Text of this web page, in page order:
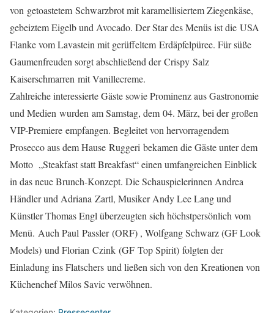
von getoastetem Schwarzbrot mit karamellisiertem Ziegenkäse,
gebeiztem Eigelb und Avocado. Der Star des Menüs ist die USA
Flanke vom Lavastein mit gerüffeltem Erdäpfelpüree. Für süße
Gaumenfreuden sorgt abschließend der Crispy Salz
Kaiserschmarren mit Vanillecreme.
Zahlreiche interessierte Gäste sowie Prominenz aus Gastronomie
und Medien wurden am Samstag, dem 04. März, bei der großen
VIP-Premiere empfangen. Begleitet von hervorragendem
Prosecco aus dem Hause Ruggeri bekamen die Gäste unter dem
Motto „Steakfast statt Breakfast“ einen umfangreichen Einblick
in das neue Brunch-Konzept. Die Schauspielerinnen Andrea
Händler und Adriana Zartl, Musiker Andy Lee Lang und
Künstler Thomas Engl überzeugten sich höchstpersönlich vom
Menü. Auch Paul Passler (ORF) , Wolfgang Schwarz (GF Look
Models) und Florian Czink (GF Top Spirit) folgten der
Einladung ins Flatschers und ließen sich von den Kreationen von
Küchenchef Milos Savic verwöhnen.